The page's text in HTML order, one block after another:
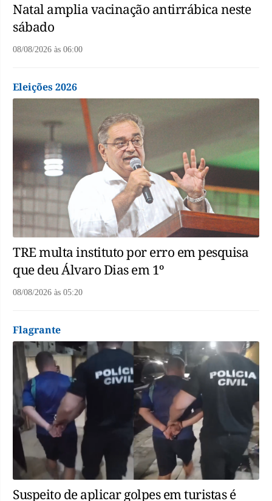
Natal amplia vacinação antirrábica neste
sábado
08/08/2026 às 06:00
Eleições 2026
TRE multa instituto por erro em pesquisa
que deu Álvaro Dias em 1º
08/08/2026 às 05:20
Flagrante
Suspeito de aplicar golpes em turistas é